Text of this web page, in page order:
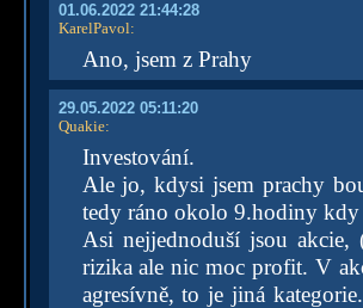
01.06.2022 21:44:28
KarelPavol:
Ano, jsem z Prahy
29.05.2022 05:11:20
Quakie:
Investování.
Ale jo, kdysi jsem prachy
tedy ráno okolo 9.hodiny
Asi nejjednoduší jsou
rizika ale nic moc profit. V
agresívně, to je jiná